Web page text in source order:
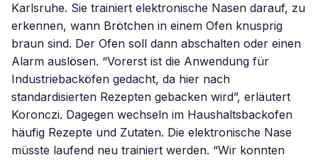
Karlsruhe. Sie trainiert elektronische Nasen darauf, zu
erkennen, wann Brötchen in einem Ofen knusprig
braun sind. Der Ofen soll dann abschalten oder einen
Alarm auslösen. “Vorerst ist die Anwendung für
Industriebacköfen gedacht, da hier nach
standardisierten Rezepten gebacken wird”, erläutert
Koronczi. Dagegen wechseln im Haushaltsbackofen
häufig Rezepte und Zutaten. Die elektronische Nase
müsste laufend neu trainiert werden. “Wir konnten